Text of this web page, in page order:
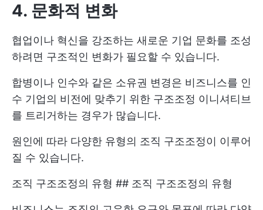
4. 문화적 변화
협업이나 혁신을 강조하는 새로운 기업 문화를 조성
하려면 구조적인 변화가 필요할 수 있습니다.
합병이나 인수와 같은 소유권 변경은 비즈니스를 인
수 기업의 비전에 맞추기 위한 구조조정 이니셔티브
를 트리거하는 경우가 많습니다.
원인에 따라 다양한 유형의 조직 구조조정이 이루어
질 수 있습니다.
조직 구조조정의 유형 ## 조직 구조조정의 유형